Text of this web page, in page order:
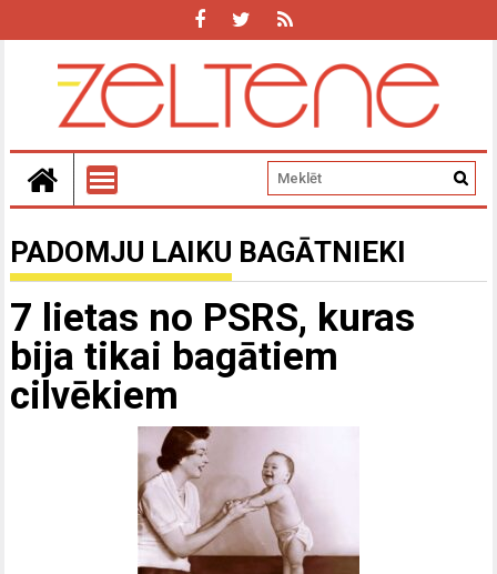
PADOMJU LAIKU BAGĀTNIEKI
7 lietas no PSRS, kuras
bija tikai bagātiem
cilvēkiem